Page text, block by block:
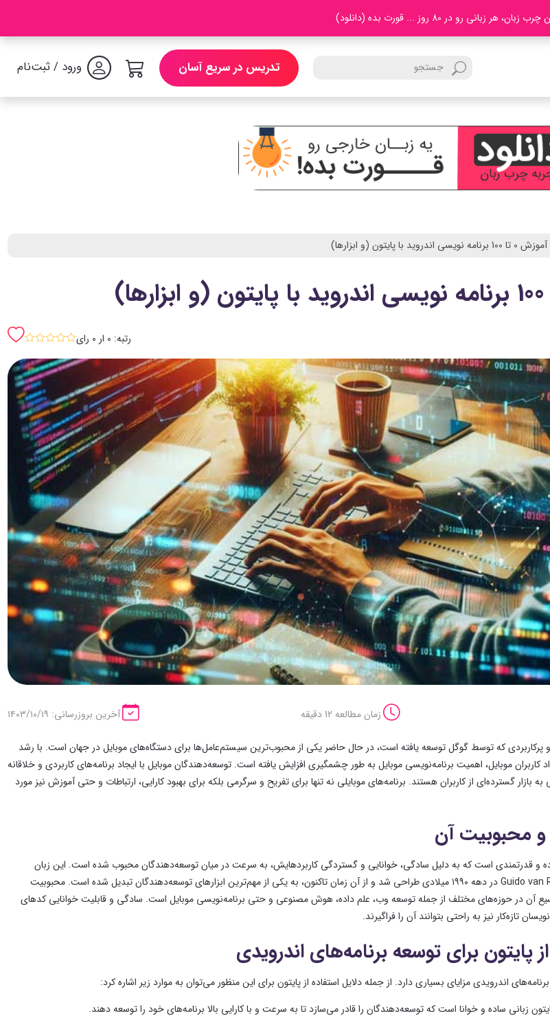
هر زبانی رو در 80 روز ... قورت بده (دانلود)
تدریس در سریع آسان ورود / ثبت‌نام
آموزش 0 تا 100 برنامه نویسی اندروید با پایتون (و ابزارها)
رتبه: 0 ار 0 رای sssss
زمان مطالعه 12 دقیقه آخرین بروزرسانی: ۱۴۰۳/۱۰/۱۹
و پرکاربردی که توسط گوگل توسعه یافته است، در حال حاضر یکی از محبوب‌ترین سیستم‌عامل‌ها برای دستگاه‌های موبایل در جهان است. با رشد
کاربران موبایل، اهمیت برنامه‌نویسی موبایل به طور چشمگیری افزایش یافته است. توسعه‌دهندگان موبایل با ایجاد برنامه‌های کاربردی و خلاقانه
بازار گسترده‌ای از کاربران هستند. برنامه‌های موبایلی نه تنها برای تفریح و سرگرمی بلکه برای بهبود کارایی، ارتباطات و حتی آموزش نیز مورد
و محبوبیت آن
و قدرتمندی است که به دلیل سادگی، خوانایی و گستردگی کاربردهایش، به سرعت در میان توسعه‌دهندگان محبوب شده است. این زبان
برنامه‌نویسی توسط Guido van Rossum در دهه ۱۹۹۰ میلادی طراحی شد و از آن زمان تاکنون، به یکی از مهم‌ترین ابزارهای توسعه‌دهندگان تبدیل شده است. محبوبیت
آن در حوزه‌های مختلف از جمله توسعه وب، علم داده، هوش مصنوعی و حتی برنامه‌نویسی موبایل است. سادگی و قابلیت خوانایی کدهای
تازه‌کار نیز به راحتی بتوانند آن را فراگیرند.
پایتون برای توسعه برنامه‌های اندرویدی
اندرویدی مزایای بسیاری دارد. از جمله دلایل استفاده از پایتون برای این منظور می‌توان به موارد زیر اشاره کرد:
زبانی ساده و خوانا است که توسعه‌دهندگان را قادر می‌سازد تا به سرعت و با کارایی بالا برنامه‌های خود را توسعه دهند.